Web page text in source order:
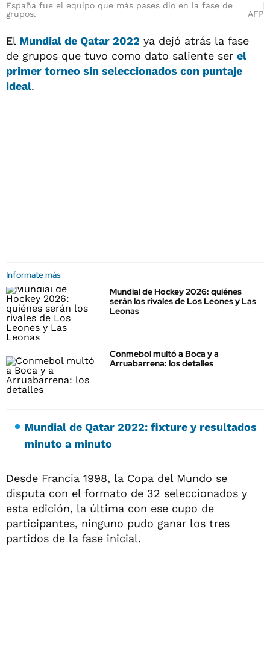
España fue el equipo que más pases dio en la fase de
grupos.
AFP
El Mundial de Qatar 2022 ya dejó atrás la fase
de grupos que tuvo como dato saliente ser el
primer torneo sin seleccionados con puntaje
ideal.
Informate más
Mundial de Hockey 2026: quiénes
serán los rivales de Los Leones y Las
Leonas
Conmebol multó a Boca y a
Arruabarrena: los detalles
Mundial de Qatar 2022: fixture y resultados
minuto a minuto
Desde Francia 1998, la Copa del Mundo se
disputa con el formato de 32 seleccionados y
esta edición, la última con ese cupo de
participantes, ninguno pudo ganar los tres
partidos de la fase inicial.